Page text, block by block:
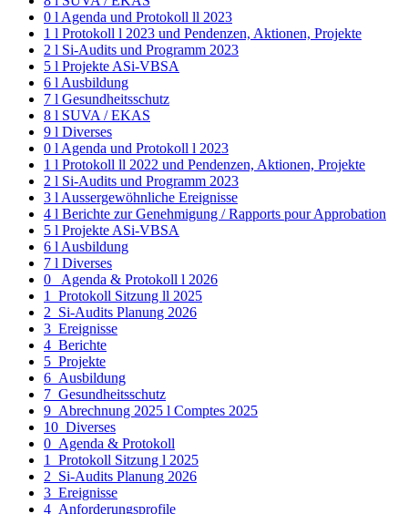
0 l Agenda und Protokoll ll 2023
1 l Protokoll l 2023 und Pendenzen, Aktionen, Projekte
2 l Si-Audits und Programm 2023
5 l Projekte ASi-VBSA
6 l Ausbildung
7 l Gesundheitsschutz
8 l SUVA / EKAS
9 l Diverses
0 l Agenda und Protokoll l 2023
1 l Protokoll ll 2022 und Pendenzen, Aktionen, Projekte
2 l Si-Audits und Programm 2023
3 l Aussergewöhnliche Ereignisse
4 l Berichte zur Genehmigung / Rapports pour Approbation
5 l Projekte ASi-VBSA
6 l Ausbildung
7 l Diverses
0_ Agenda & Protokoll l 2026
1_Protokoll Sitzung ll 2025
2_Si-Audits Planung 2026
3_Ereignisse
4_Berichte
5_Projekte
6_Ausbildung
7_Gesundheitsschutz
9_Abrechnung 2025 l Comptes 2025
10_Diverses
0_Agenda & Protokoll
1_Protokoll Sitzung l 2025
2_Si-Audits Planung 2026
3_Ereignisse
4_Anforderungsprofile